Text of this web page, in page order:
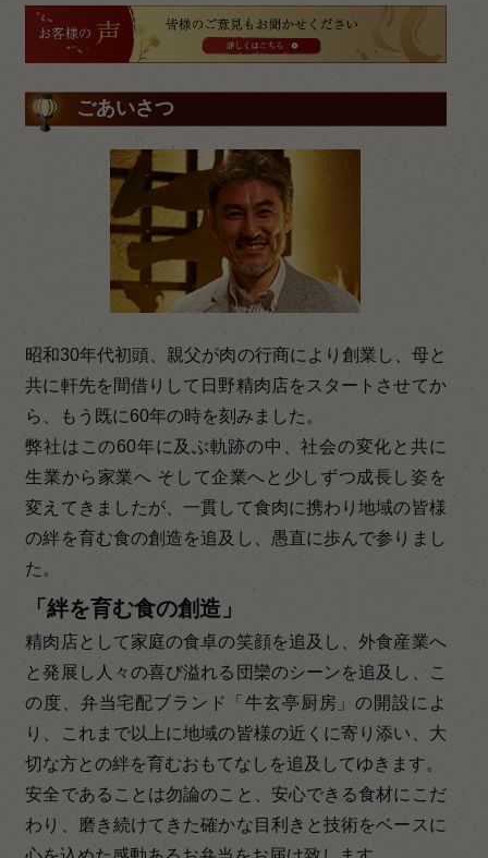
ごあいさつ
昭和30年代初頭、親父が肉の行商により創業し、母と
共に軒先を間借りして日野精肉店をスタートさせてか
ら、もう既に60年の時を刻みました。
弊社はこの60年に及ぶ軌跡の中、社会の変化と共に
生業から家業へ そして企業へと少しずつ成長し姿を
変えてきましたが、一貫して食肉に携わり地域の皆様
の絆を育む食の創造を追及し、愚直に歩んで参りまし
た。
「絆を育む食の創造」
精肉店として家庭の食卓の笑顔を追及し、外食産業へ
と発展し人々の喜び溢れる団欒のシーンを追及し、こ
の度、弁当宅配ブランド「牛玄亭厨房」の開設によ
り、これまで以上に地域の皆様の近くに寄り添い、大
切な方との絆を育むおもてなしを追及してゆきます。
安全であることは勿論のこと、安心できる食材にこだ
わり、磨き続けてきた確かな目利きと技術をベースに